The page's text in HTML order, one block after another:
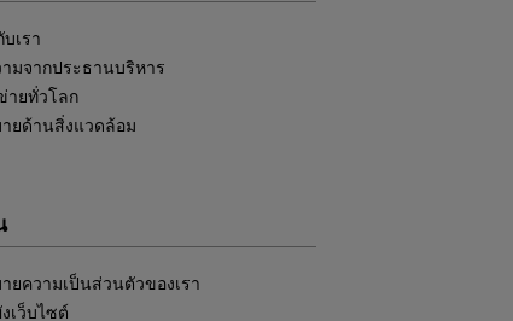
บเรา
มจากประธานบริหาร
ายทั่วโลก
ยด้านสิ่งแวดล้อม
ยความเป็นส่วนตัวของเรา
เว็บไซต์